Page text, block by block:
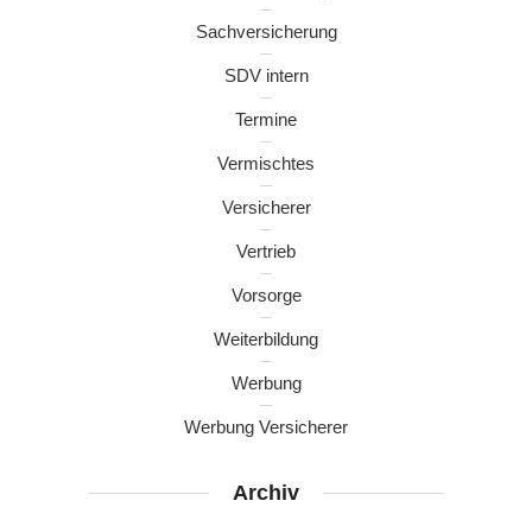
Sachversicherung
SDV intern
Termine
Vermischtes
Versicherer
Vertrieb
Vorsorge
Weiterbildung
Werbung
Werbung Versicherer
Archiv